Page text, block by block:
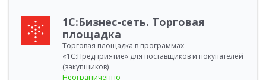
1С:Бизнес-сеть. Торговая
площадка
Торговая площадка в программах
«1С:Предприятие» для поставщиков и покупателей
(закупщиков)
Неограниченно